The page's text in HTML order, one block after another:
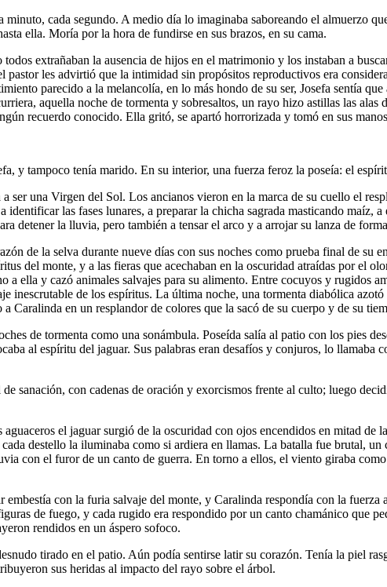
cada segundo. A medio día lo imaginaba saboreando el almuerzo
ella. Moría por la hora de fundirse en sus brazos, en su cama.
extrañaban la ausencia de hijos en el matrimonio y los instaban a
les advirtió que la intimidad sin propósitos reproductivos era
parecido a la melancolía, en lo más hondo de su ser, Josefa sentía
aquella noche de tormenta y sobresaltos, un rayo hizo astillas las
recuerdo conocido. Ella gritó, se apartó horrorizada y tomó en sus
y tampoco tenía marido. En su interior, una fuerza feroz la poseía: el
ser una Virgen del Sol. Los ancianos vieron en la marca de su cuello el
identificar las fases lunares, a preparar la chicha sagrada masticando maíz,
detener la lluvia, pero también a tensar el arco y a arrojar su lanza de
de la selva durante nueve días con sus noches como prueba final de
del monte, y a las fieras que acechaban en la oscuridad atraídas por el
a ella y cazó animales salvajes para su alimento. Entre cocuyos y rugidos
inescrutable de los espíritus. La última noche, una tormenta diabólica
Caralinda en un resplandor de colores que la sacó de su cuerpo y de su
de tormenta como una sonámbula. Poseída salía al patio con los pies
al espíritu del jaguar. Sus palabras eran desafíos y conjuros, lo
sanación, con cadenas de oración y exorcismos frente al culto; luego
el jaguar surgió de la oscuridad con ojos encendidos en mitad
destello la iluminaba como si ardiera en llamas. La batalla fue brutal,
con el furor de un canto de guerra. En torno a ellos, el viento giraba
embestía con la furia salvaje del monte, y Caralinda respondía con la
de fuego, y cada rugido era respondido por un canto chamánico que
rendidos en un áspero sofoco.
tirado en el patio. Aún podía sentirse latir su corazón. Tenía la piel
sus heridas al impacto del rayo sobre el árbol.